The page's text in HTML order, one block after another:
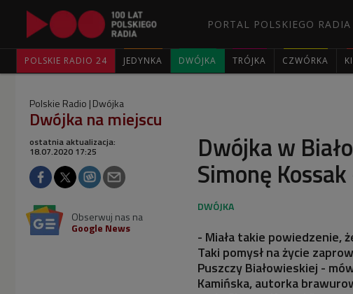
PORTAL POLSKIEGO RADIA
POLSKIE RADIO 24 JEDYNKA DWÓJKA TRÓJKA CZWÓRKA
Polskie Radio Dwójka
Dwójka na miejscu
Dwójka w
Simonę
ostatnia aktualizacja:
18.07.2020 17:25
Obserwuj nas na
Google News
- Miała takie powiedzenie,
Taki pomysł na życie
Puszczy Białowieskiej -
Kamińska, autorka